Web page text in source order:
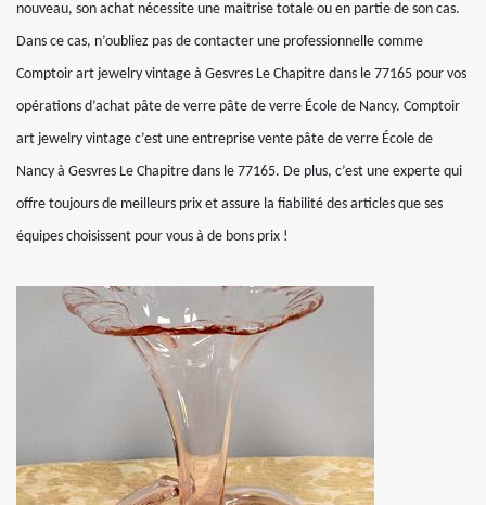
nouveau, son achat nécessite une maitrise totale ou en partie de son cas.
Dans ce cas, n’oubliez pas de contacter une professionnelle comme
Comptoir art jewelry vintage à Gesvres Le Chapitre dans le 77165 pour vos
opérations d’achat pâte de verre pâte de verre École de Nancy. Comptoir
art jewelry vintage c’est une entreprise vente pâte de verre École de
Nancy à Gesvres Le Chapitre dans le 77165. De plus, c’est une experte qui
offre toujours de meilleurs prix et assure la fiabilité des articles que ses
équipes choisissent pour vous à de bons prix !